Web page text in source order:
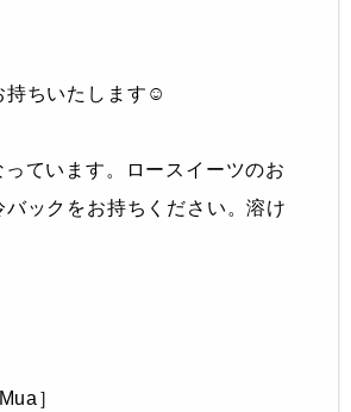
持ちいたします☺️
ています。ロースイーツのお
ックをお持ちください。溶け
］